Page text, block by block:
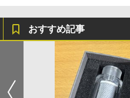
おすすめ記事